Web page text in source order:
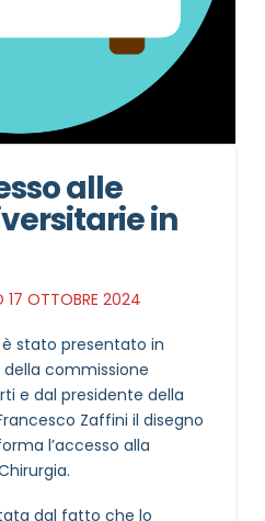
alle
in
17 OTTOBRE 2024
stato presentato in
commissione
e dal presidente della
Zaffini il disegno
l’accesso alla
dal fatto che lo